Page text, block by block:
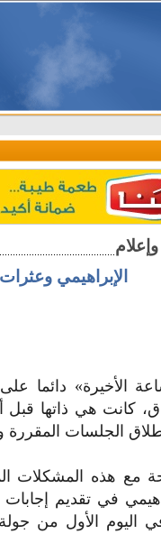
الإبراهيمي
الأخيرة» دائما
كانت هي ذاتها قبل
الجلسات
مع هذه المشكلات
في تقديم إجابات
في اليوم الأول من